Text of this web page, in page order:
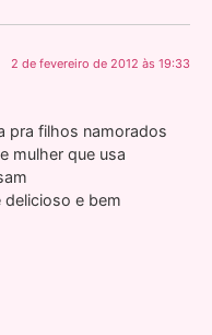
2 de fevereiro de 2012 às 19:33
pra filhos namorados
mulher que usa
e bem